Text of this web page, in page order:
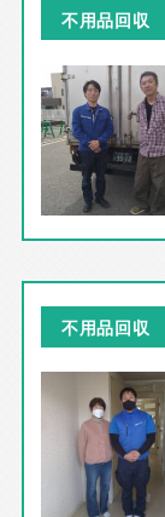
不用品回収
不用品回収